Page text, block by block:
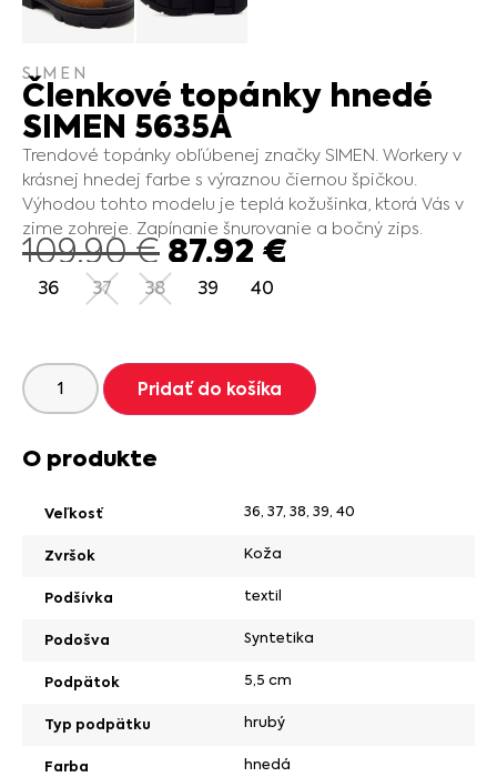
SIMEN
Členkové topánky hnedé
SIMEN 5635A
Trendové topánky obľúbenej značky SIMEN. Workery v
krásnej hnedej farbe s výraznou čiernou špičkou.
Výhodou tohto modelu je teplá kožušinka, ktorá Vás v
zime zohreje. Zapínanie šnurovanie a bočný zips.
109.90€ 87.92 €
36 37 38 39 40
Pridať do košíka
O produkte
Veľkosť 36, 37, 38, 39, 40
Zvršok Koža
Podšívka textil
Podošva Syntetika
Podpätok 5,5 cm
Typ podpätku hrubý
Farba hnedá